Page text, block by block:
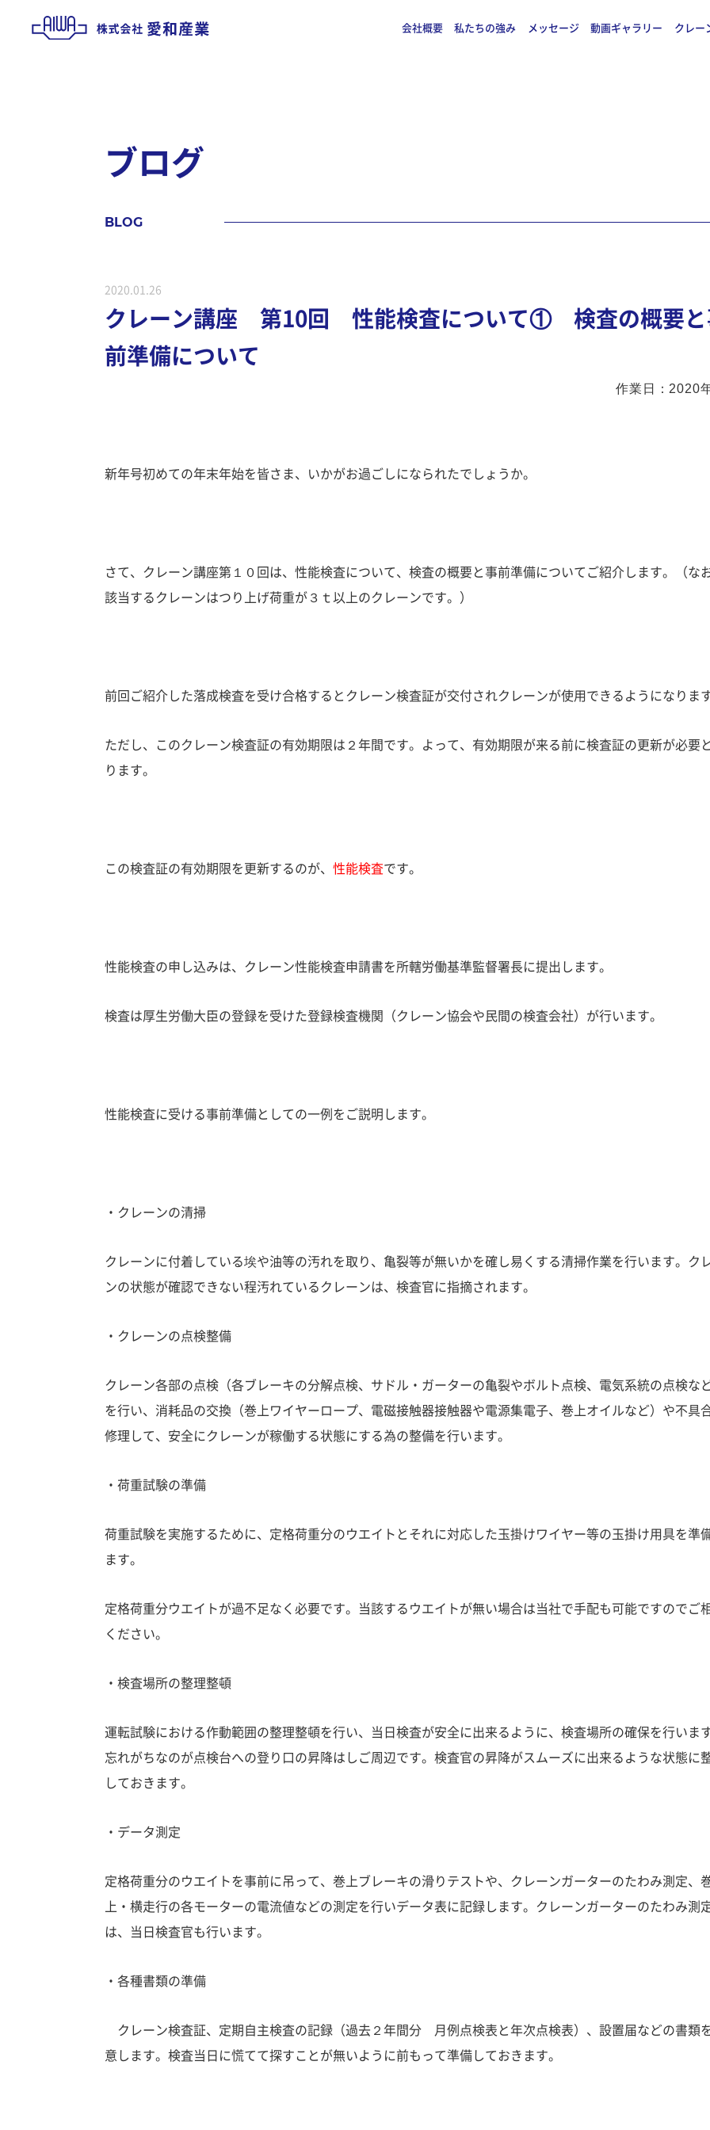
会社概要 私たちの強み メッセージ 動画ギャラリー クレー
ブログ
BLOG
2020.01.26
クレーン講座 第10回 性能検査について① 検査の概要と
前準備について
作業日：2020
新年号初めての年末年始を皆さま、いかがお過ごしになられたでしょうか。
さて、クレーン講座第１０回は、性能検査について、検査の概要と事前準備についてご紹介します。（なお
該当するクレーンはつり上げ荷重が３ｔ以上のクレーンです。）
前回ご紹介した落成検査を受け合格すると クレーン検査証が交付されクレーンが使用できるようになります
ただし、このクレーン検査証の有効期限は ２年間です。よって、 有効期限が来る前に検査証の更新が必要
ります。
この検査証の有効期限を更新するのが、 性能検査です。
性能検査の申し込みは、クレーン性能検査申請書を所轄労働基準監督署長に提出します。
検査は厚生労働大臣の登録を受けた登録検査機関 （クレーン協会や民間の検査会社）が行います。
性能検査に受ける事前準備としての一例をご説明します。
・クレーンの清掃
クレーンに付着している埃や油等の汚れを取り、亀裂等が無いかを確し易くする清掃作業を行います。ク
ンの状態が確認できない程汚れているクレーンは、検査官に指摘されます。
・クレーンの点検整備
クレーン各部の点検（各ブレーキの分解点検、サドル・ガーターの亀裂やボルト点検、電気系統の点検など
を行い、消耗品の交換（巻上ワイヤーロープ、電磁接触器接触器や電源集電子、巻上オイルなど）や不具
修理して、安全にクレーンが稼働する状態にする為の整備を行います。
・荷重試験の準備
荷重試験を実施するために、 定格荷重分のウエイト とそれに対応した玉掛けワイヤー等の玉掛け用具を準
ます。
定格荷重分ウエイトが過不足なく必要です。当該するウエイトが無い場合は当社で手配も可能ですのでご
ください。
・ 検査場所の整理整頓
運転試験における作動範囲の整理整頓を行い、当日検査が安全に出来るように、 検査場所の確保を行いま
忘れがちなのが点検台への登り口の昇降はしご周辺です。検査官の昇降がスムーズに出来るような状態に
しておきます。
・データ測定
定格荷重分のウエイトを事前に吊って、巻上ブレーキの滑りテストや、クレーンガーターのたわみ測定、
上・横走行の各モーターの電流値などの測定を行いデータ表に記録します。クレーンガーターのたわみ測
は、当日検査官も行います。
・各種書類の準備
クレーン検査証、定期自主検査の記録（過去２年間分 月例点検表と年次点検表）、設置届などの書類
意 します。検査当日に慌てて探すことが無いように前もって準備しておきます。